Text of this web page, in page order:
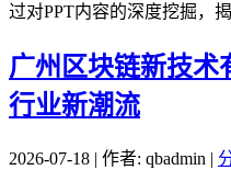
过对PPT内容的深度挖掘，
广州区块链新技术
行业新潮流
2026-07-18 | 作者: qbadmin |